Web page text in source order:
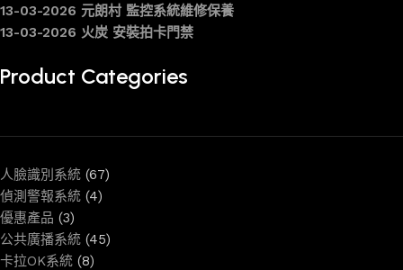
13-03-2026 元朗村 監控系統維修保養
13-03-2026 火炭 安裝拍卡門禁
Product Categories
人臉識別系統 (67)
偵測警報系統 (4)
優惠產品 (3)
公共廣播系統 (45)
卡拉OK系統 (8)